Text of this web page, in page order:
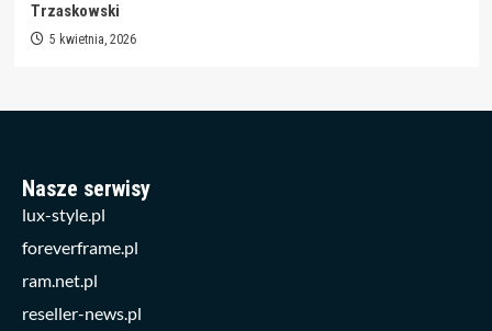
Trzaskowski
5 kwietnia, 2026
Nasze serwisy
lux-style.pl
foreverframe.pl
ram.net.pl
reseller-news.pl